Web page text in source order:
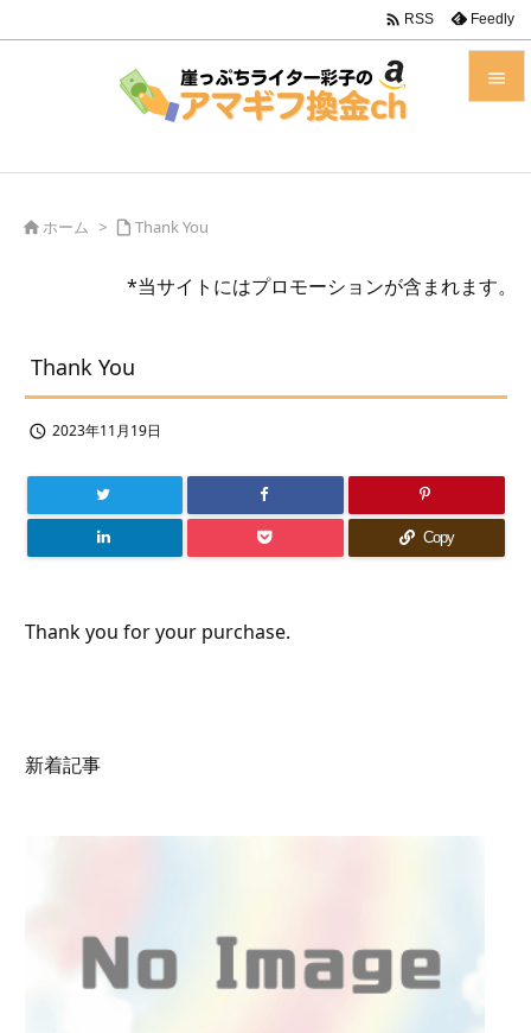

次へ
 RSS Feedly
ホーム >  Thank You
*当サイトにはプロモーションが含まれます。
Thank You
 2023年11月19日
Copy
Thank you for your purchase.
新着記事